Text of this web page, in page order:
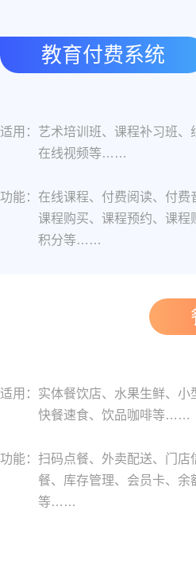
教育付费系统
适用： 艺术培训班、课程补习班
在线视频等……
功能： 在线课程、付费阅读、付费
课程购买、课程预约、课程
积分等……
适用： 实体餐饮店、水果生鲜、小
快餐速食、饮品咖啡等……
功能： 扫码点餐、外卖配送、门
餐、库存管理、会员卡、
等……